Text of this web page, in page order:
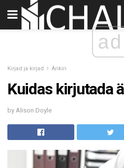
ad
Kirjad ja kirjad Ärikiri
Kuidas kirjutada
by Alison Doyle